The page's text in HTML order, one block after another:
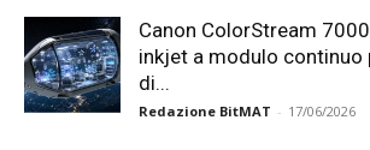
Canon ColorStream
inkjet a modulo continuo
di...
Redazione BitMAT - 17/06/2026